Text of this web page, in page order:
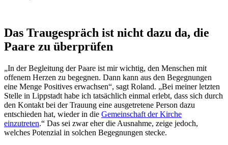
Das Traugespräch ist nicht dazu da, die
Paare zu überprüfen
„In der Begleitung der Paare ist mir wichtig, den Menschen mit
offenem Herzen zu begegnen. Dann kann aus den Begegnungen
eine Menge Positives erwachsen“, sagt Roland. „Bei meiner letzten
Stelle in Lippstadt habe ich tatsächlich einmal erlebt, dass sich durch
den Kontakt bei der Trauung eine ausgetretene Person dazu
entschieden hat, wieder in die Gemeinschaft der Kirche
einzutreten.“ Das sei zwar eher die Ausnahme, zeige jedoch,
welches Potenzial in solchen Begegnungen stecke.